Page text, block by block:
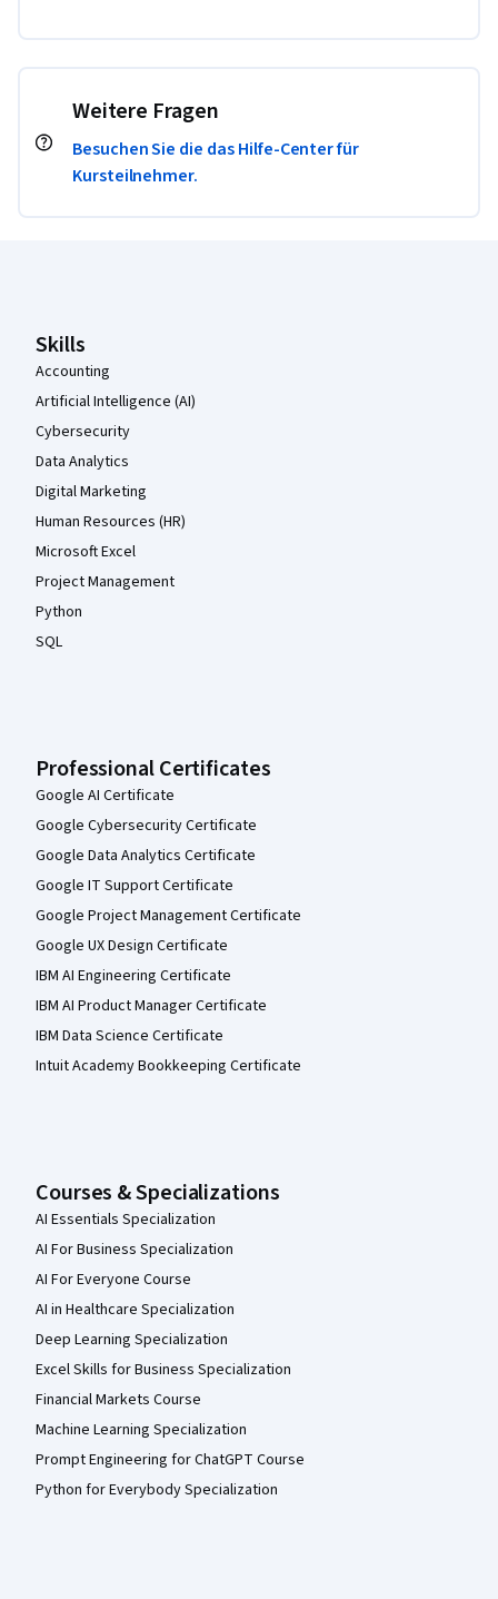
Weitere Fragen
Besuchen Sie die das Hilfe-Center für
Kursteilnehmer.
Skills
Accounting
Artificial Intelligence (AI)
Cybersecurity
Data Analytics
Digital Marketing
Human Resources (HR)
Microsoft Excel
Project Management
Python
SQL
Professional Certificates
Google AI Certificate
Google Cybersecurity Certificate
Google Data Analytics Certificate
Google IT Support Certificate
Google Project Management Certificate
Google UX Design Certificate
IBM AI Engineering Certificate
IBM AI Product Manager Certificate
IBM Data Science Certificate
Intuit Academy Bookkeeping Certificate
Courses & Specializations
AI Essentials Specialization
AI For Business Specialization
AI For Everyone Course
AI in Healthcare Specialization
Deep Learning Specialization
Excel Skills for Business Specialization
Financial Markets Course
Machine Learning Specialization
Prompt Engineering for ChatGPT Course
Python for Everybody Specialization